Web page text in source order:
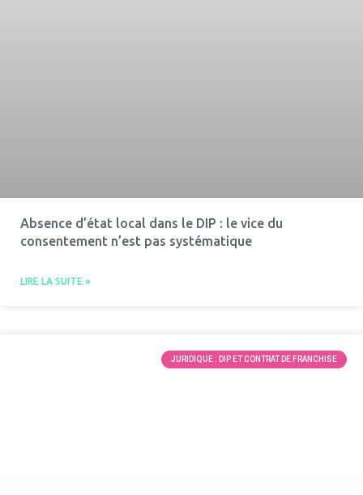
Absence d’état local dans le DIP : le vice du
consentement n’est pas systématique
LIRE LA SUITE »
JURIDIQUE : DIP ET CONTRAT DE FRANCHISE